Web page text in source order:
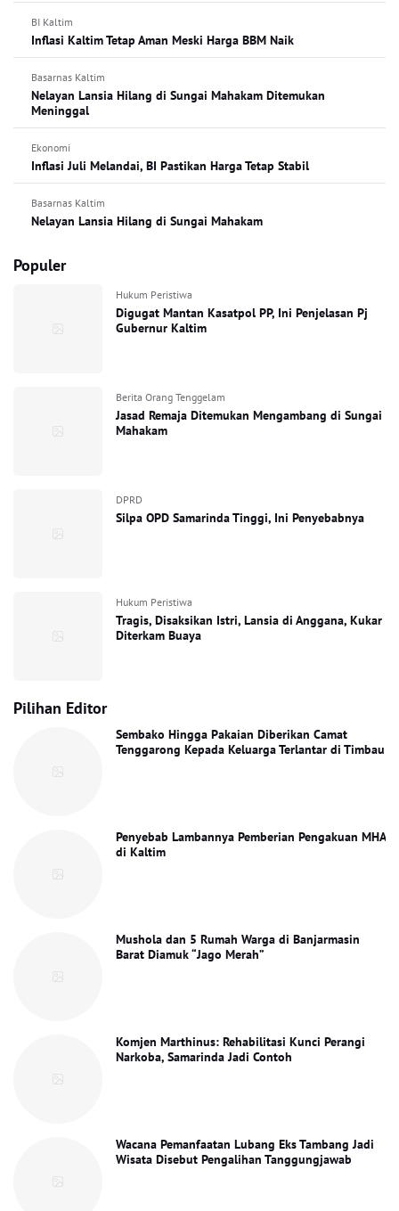
BI Kaltim
Inflasi Kaltim Tetap Aman Meski Harga BBM Naik
Basarnas Kaltim
Nelayan Lansia Hilang di Sungai Mahakam Ditemukan
Meninggal
Ekonomi
Inflasi Juli Melandai, BI Pastikan Harga Tetap Stabil
Basarnas Kaltim
Nelayan Lansia Hilang di Sungai Mahakam
Populer
Hukum Peristiwa
Digugat Mantan Kasatpol PP, Ini Penjelasan Pj
Gubernur Kaltim
Berita Orang Tenggelam
Jasad Remaja Ditemukan Mengambang di Sungai
Mahakam
DPRD
Silpa OPD Samarinda Tinggi, Ini Penyebabnya
Hukum Peristiwa
Tragis, Disaksikan Istri, Lansia di Anggana, Kukar
Diterkam Buaya
Pilihan Editor
Sembako Hingga Pakaian Diberikan Camat
Tenggarong Kepada Keluarga Terlantar di Timbau
Penyebab Lambannya Pemberian Pengakuan MHA
di Kaltim
Mushola dan 5 Rumah Warga di Banjarmasin
Barat Diamuk “Jago Merah”
Komjen Marthinus: Rehabilitasi Kunci Perangi
Narkoba, Samarinda Jadi Contoh
Wacana Pemanfaatan Lubang Eks Tambang Jadi
Wisata Disebut Pengalihan Tanggungjawab